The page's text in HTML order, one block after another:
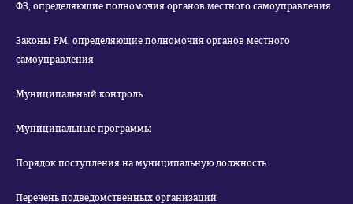
ФЗ, определяющие полномочия органов местного самоуправления
Законы РМ, определяющие полномочия органов местного
самоуправления
Муниципальный контроль
Муниципальные программы
Порядок поступления на муниципальную должность
Перечень подведомственных организаций